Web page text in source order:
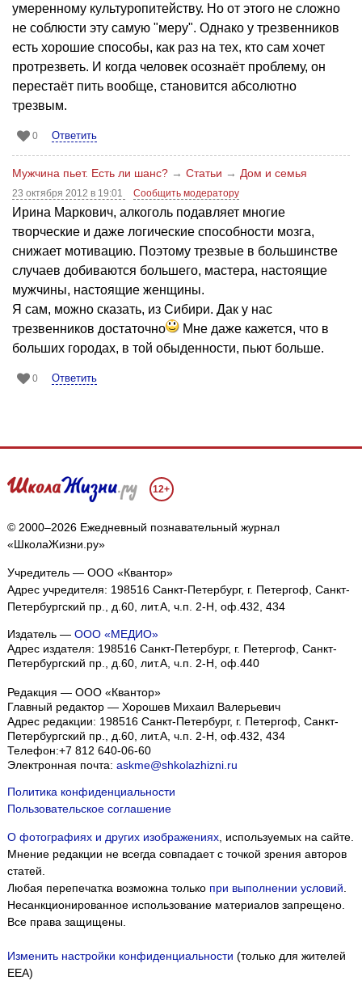
умеренному культуропитейству. Но от этого не сложно
не соблюсти эту самую "меру". Однако у трезвенников
есть хорошие способы, как раз на тех, кто сам хочет
протрезветь. И когда человек осознаёт проблему, он
перестаёт пить вообще, становится абсолютно
трезвым.
0 Ответить
Мужчина пьет. Есть ли шанс? → Статьи → Дом и семья
23 октября 2012 в 19:01 Сообщить модератору
Ирина Маркович, алкоголь подавляет многие
творческие и даже логические способности мозга,
снижает мотивацию. Поэтому трезвые в большинстве
случаев добиваются большего, мастера, настоящие
мужчины, настоящие женщины.
Я сам, можно сказать, из Сибири. Дак у нас
трезвенников достаточно
Мне даже кажется, что в
больших городах, в той обыденности, пьют больше.
0 Ответить
12+
© 2000–2026 Ежедневный познавательный журнал
«ШколаЖизни.ру»
Учредитель — ООО «Квантор»
Адрес учредителя: 198516 Санкт-Петербург, г. Петергоф, Санкт-
Петербургский пр., д.60, лит.А, ч.п. 2-Н, оф.432, 434
Издатель — ООО «МЕДИО»
Адрес издателя: 198516 Санкт-Петербург, г. Петергоф, Санкт-
Петербургский пр., д.60, лит.А, ч.п. 2-Н, оф.440
Редакция — ООО «Квантор»
Главный редактор — Хорошев Михаил Валерьевич
Адрес редакции: 198516 Санкт-Петербург, г. Петергоф Санкт-
Петербургский пр., д.60, лит.А, ч.п. 2-Н, оф.432, 434
Телефон:+7 812 640-06-60
Электронная почта: askme@shkolazhizni.ru
Политика конфиденциальности
Пользовательское соглашение
О фотографиях и других изображениях, используемых на сайте.
Мнение редакции не всегда совпадает с точкой зрения авторов
статей.
Любая перепечатка возможна только при выполнении условий
Несанкционированное использование материалов запрещено.
Все права защищены.
Изменить настройки конфиденциальности (только для жителей
EEA)